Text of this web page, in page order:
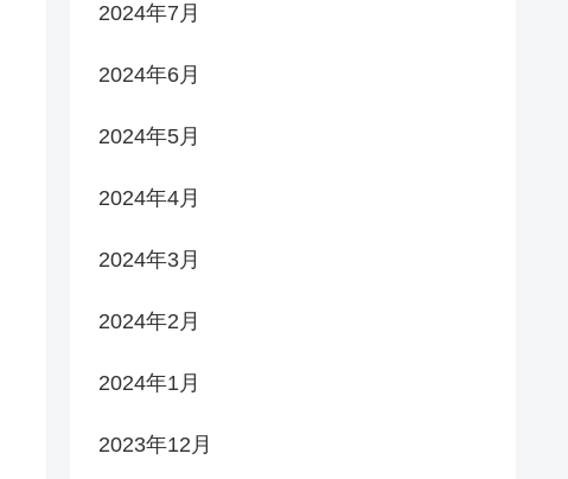
2024年7月
2024年6月
2024年5月
2024年4月
2024年3月
2024年2月
2024年1月
2023年12月